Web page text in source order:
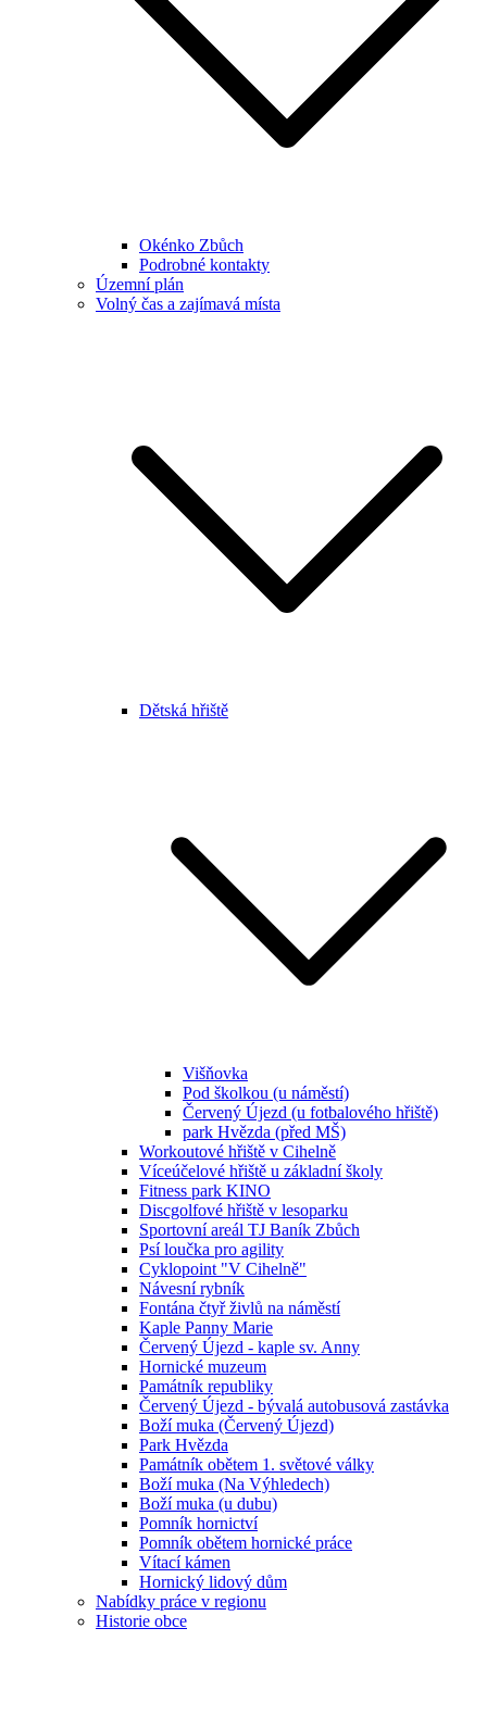
Okénko Zbůch
Podrobné kontakty
Územní plán
Volný čas a zajímavá místa
Dětská hřiště
Višňovka
Pod školkou (u náměstí)
Červený Újezd (u fotbalového hřiště)
park Hvězda (před MŠ)
Workoutové hřiště v Cihelně
Víceúčelové hřiště u základní školy
Fitness park KINO
Discgolfové hřiště v lesoparku
Sportovní areál TJ Baník Zbůch
Psí loučka pro agility
Cyklopoint "V Cihelně"
Návesní rybník
Fontána čtyř živlů na náměstí
Kaple Panny Marie
Červený Újezd - kaple sv. Anny
Hornické muzeum
Památník republiky
Červený Újezd - bývalá autobusová zastávka
Boží muka (Červený Újezd)
Park Hvězda
Památník obětem 1. světové války
Boží muka (Na Výhledech)
Boží muka (u dubu)
Pomník hornictví
Pomník obětem hornické práce
Vítací kámen
Hornický lidový dům
Nabídky práce v regionu
Historie obce